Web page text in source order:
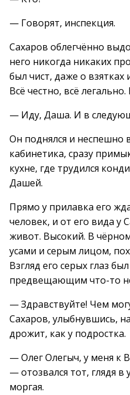
— Говорят, инспекция.
Сахаров облегчённо
него никогда никаких
был чист, даже о
Всё честно, всё
— Иду, Даша. И в
Он поднялся и неспешно
кабинетика, сразу
кухне, где трудился
Дашей.
Прямо у прилавка его
человек, и от его вида у
живот. Высокий. В
усами и серым лицом,
Взгляд его серых глаз
предвещающим что-то
— Здравствуйте! Чем
Сахаров, улыбнувшись,
дрожит, как у подростка.
— Олег Олегыч, у меня к
— отозвался тот, глядя
моргая.